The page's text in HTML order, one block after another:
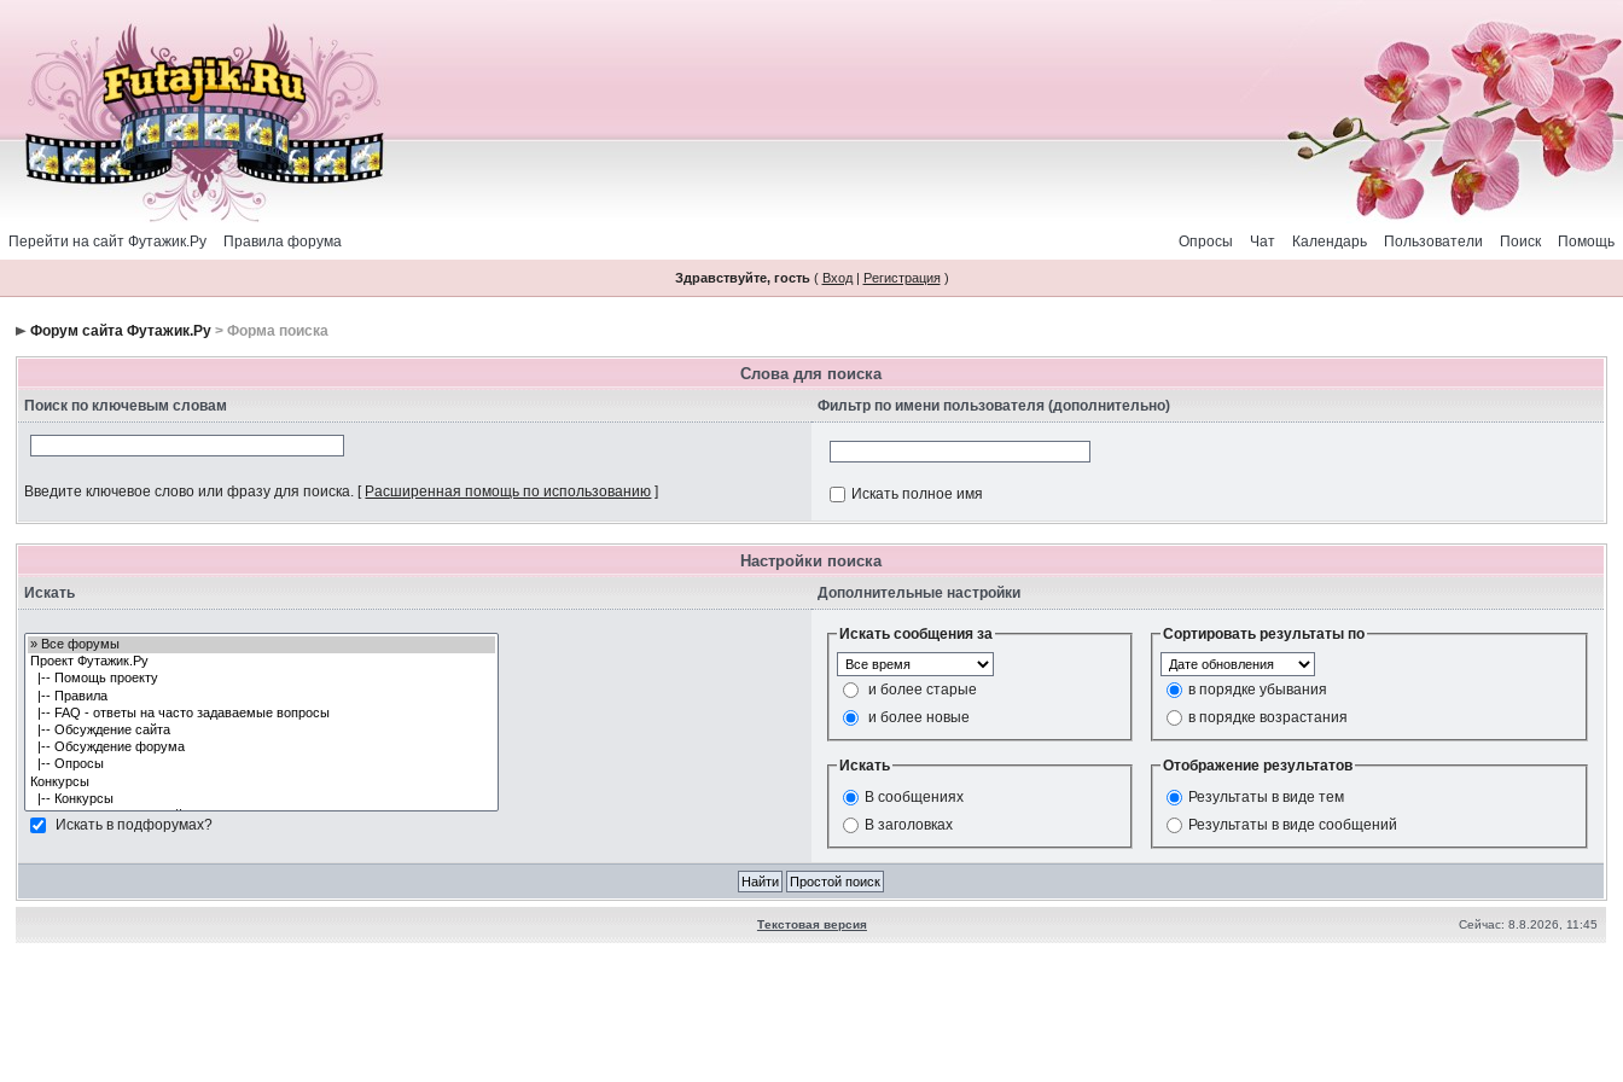
Перейти на сайт Футажик.Ру Правила форума Помощь
Поиск
Пользователи
Календарь
Чат
Опросы
Здравствуйте, гость( Вход| Регистрация)
Форум сайта Футажик.Ру > Форма поиска
Слова для поиска
Поиск по ключевым словам Фильтр по имени пользователя (дополнительно)
Введите ключевое слово или фразу для поиска. [ Расширенная помощь по использованию ] Искать полное имя
Настройки поиска
Искать Дополнительные настройки
Искать в подфорумах?
Искать сообщения за
и более старые
и более новые
Сортировать результаты по
в порядке убывания
в порядке возрастания
Искать
В сообщениях
В заголовках
Отображение результатов
Результаты в виде тем
Результаты в виде сообщений
Текстовая версия Сейчас: 8.8.2026, 11:45